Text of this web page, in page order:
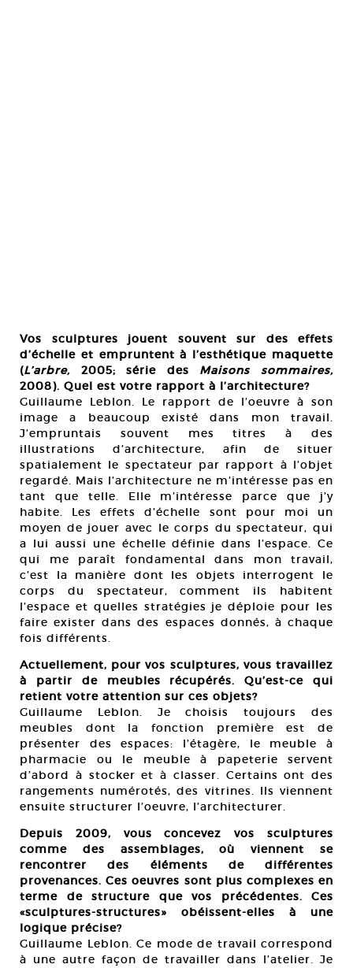
Vos sculptures jouent souvent sur des effets
d’échelle et empruntent à l’esthétique maquette
(L’arbre, 2005; série des Maisons sommaires,
2008). Quel est votre rapport à l’architecture?
Guillaume Leblon. Le rapport de l’oeuvre à son
image a beaucoup existé dans mon travail.
J’empruntais souvent mes titres à des
illustrations d’architecture, afin de situer
spatialement le spectateur par rapport à l’objet
regardé. Mais l’architecture ne m’intéresse pas en
tant que telle. Elle m’intéresse parce que j’y
habite. Les effets d’échelle sont pour moi un
moyen de jouer avec le corps du spectateur, qui
a lui aussi une échelle définie dans l’espace. Ce
qui me paraît fondamental dans mon travail,
c’est la manière dont les objets interrogent le
corps du spectateur, comment ils habitent
l’espace et quelles stratégies je déploie pour les
faire exister dans des espaces donnés, à chaque
fois différents.
Actuellement, pour vos sculptures, vous travaillez
à partir de meubles récupérés. Qu’est-ce qui
retient votre attention sur ces objets?
Guillaume Leblon. Je choisis toujours des
meubles dont la fonction première est de
présenter des espaces: l’étagère, le meuble à
pharmacie ou le meuble à papeterie servent
d’abord à stocker et à classer. Certains ont des
rangements numérotés, des vitrines. Ils viennent
ensuite structurer l’oeuvre, l’architecturer.
Depuis 2009, vous concevez vos sculptures
comme des assemblages, où viennent se
rencontrer des éléments de différentes
provenances. Ces oeuvres sont plus complexes en
terme de structure que vos précédentes. Ces
«sculptures-structures» obéissent-elles à une
logique précise?
Guillaume Leblon. Ce mode de travail correspond
à une autre façon de travailler dans l’atelier. Je